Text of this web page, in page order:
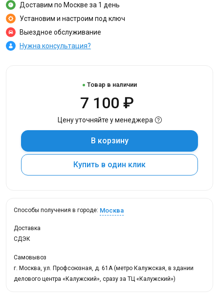
Доставим по Москве за 1 день
Установим и настроим под ключ
Выездное обслуживание
Нужна консультация?
Товар в наличии
7 100 ₽
Цену уточняйте у менеджера
В корзину
Купить в один клик
Способы получения в городе: Москва
Доставка
СДЭК
Самовывоз
г. Москва, ул. Профсоюзная, д. 61А (метро Калужская, в здании
делового центра «Калужский», сразу за ТЦ «Калужский»)